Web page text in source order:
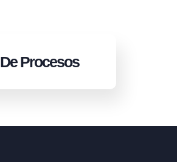
De Procesos